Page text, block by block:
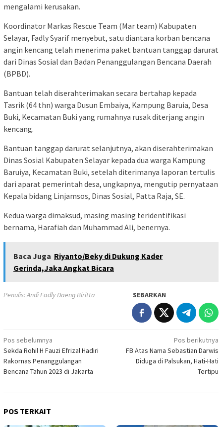
mengalami kerusakan.
Koordinator Markas Rescue Team (Mar team) Kabupaten
Selayar, Fadly Syarif menyebut, satu diantara korban bencana
angin kencang telah menerima paket bantuan tanggap darurat
dari Dinas Sosial dan Badan Penanggulangan Bencana Daerah
(BPBD).
Bantuan telah diserahterimakan secara bertahap kepada
Tasrik (64 thn) warga Dusun Embaiya, Kampung Baruia, Desa
Buki, Kecamatan Buki yang rumahnya rusak diterjang angin
kencang.
Bantuan tanggap darurat selanjutnya, akan diserahterimakan
Dinas Sosial Kabupaten Selayar kepada dua warga Kampung
Baruiya, Kecamatan Buki, setelah diterimanya laporan tertulis
dari aparat pemerintah desa, ungkapnya, mengutip pernyataan
Kepala bidang Linjamsos, Dinas Sosial, Patta Raja, SE.
Kedua warga dimaksud, masing masing teridentifikasi
bernama, Harafiah dan Muhammad Ali, benernya.
Baca Juga Riyanto/Beky di Dukung Kader
Gerinda,Jaka Angkat Bicara
Penulis: Andi Fadly Daeng Biritta SEBARKAN
Navigasi
pos
Pos sebelumnya
Sekda Rohil H Fauzi Efrizal Hadiri
Rakornas Penanggulangan
Bencana Tahun 2023 di Jakarta
Pos berikutnya
FB Atas Nama Sebastian Darwis
Diduga di Palsukan, Hati-Hati
Tertipu
POS TERKAIT